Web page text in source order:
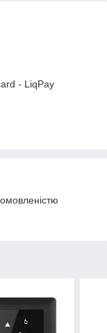
- LiqPay